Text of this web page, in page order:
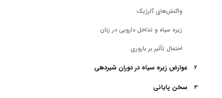
واکنش‌های آلرژیک
زیره سیاه و تداخل دارویی در زنان
احتمال تأثیر بر باروری
عوارض زیره سیاه در دوران شیردهی
سخن پایانی